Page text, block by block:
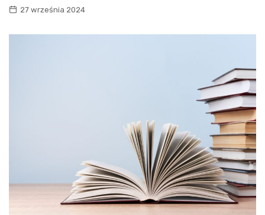
27 września 2024